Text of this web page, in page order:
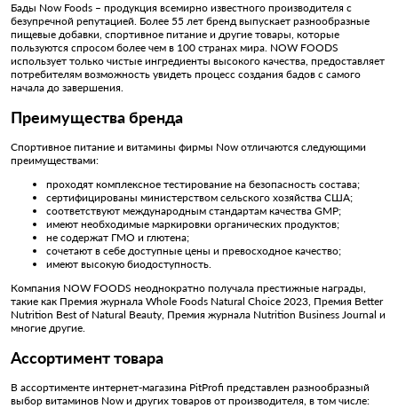
Бады Now Foods – продукция всемирно известного производителя с
безупречной репутацией. Более 55 лет бренд выпускает разнообразные
пищевые добавки, спортивное питание и другие товары, которые
пользуются спросом более чем в 100 странах мира. NOW FOODS
использует только чистые ингредиенты высокого качества, предоставляет
потребителям возможность увидеть процесс создания бадов с самого
начала до завершения.
Преимущества бренда
Спортивное питание и витамины фирмы Now отличаются следующими
преимуществами:
проходят комплексное тестирование на безопасность состава;
сертифицированы министерством сельского хозяйства США;
соответствуют международным стандартам качества GMP;
имеют необходимые маркировки органических продуктов;
не содержат ГМО и глютена;
сочетают в себе доступные цены и превосходное качество;
имеют высокую биодоступность.
Компания NOW FOODS неоднократно получала престижные награды,
такие как Премия журнала Whole Foods Natural Choice 2023, Премия Better
Nutrition Best of Natural Beauty, Премия журнала Nutrition Business Journal и
многие другие.
Ассортимент товара
В ассортименте интернет-магазина PitProfi представлен разнообразный
выбор витаминов Now и других товаров от производителя, в том числе: